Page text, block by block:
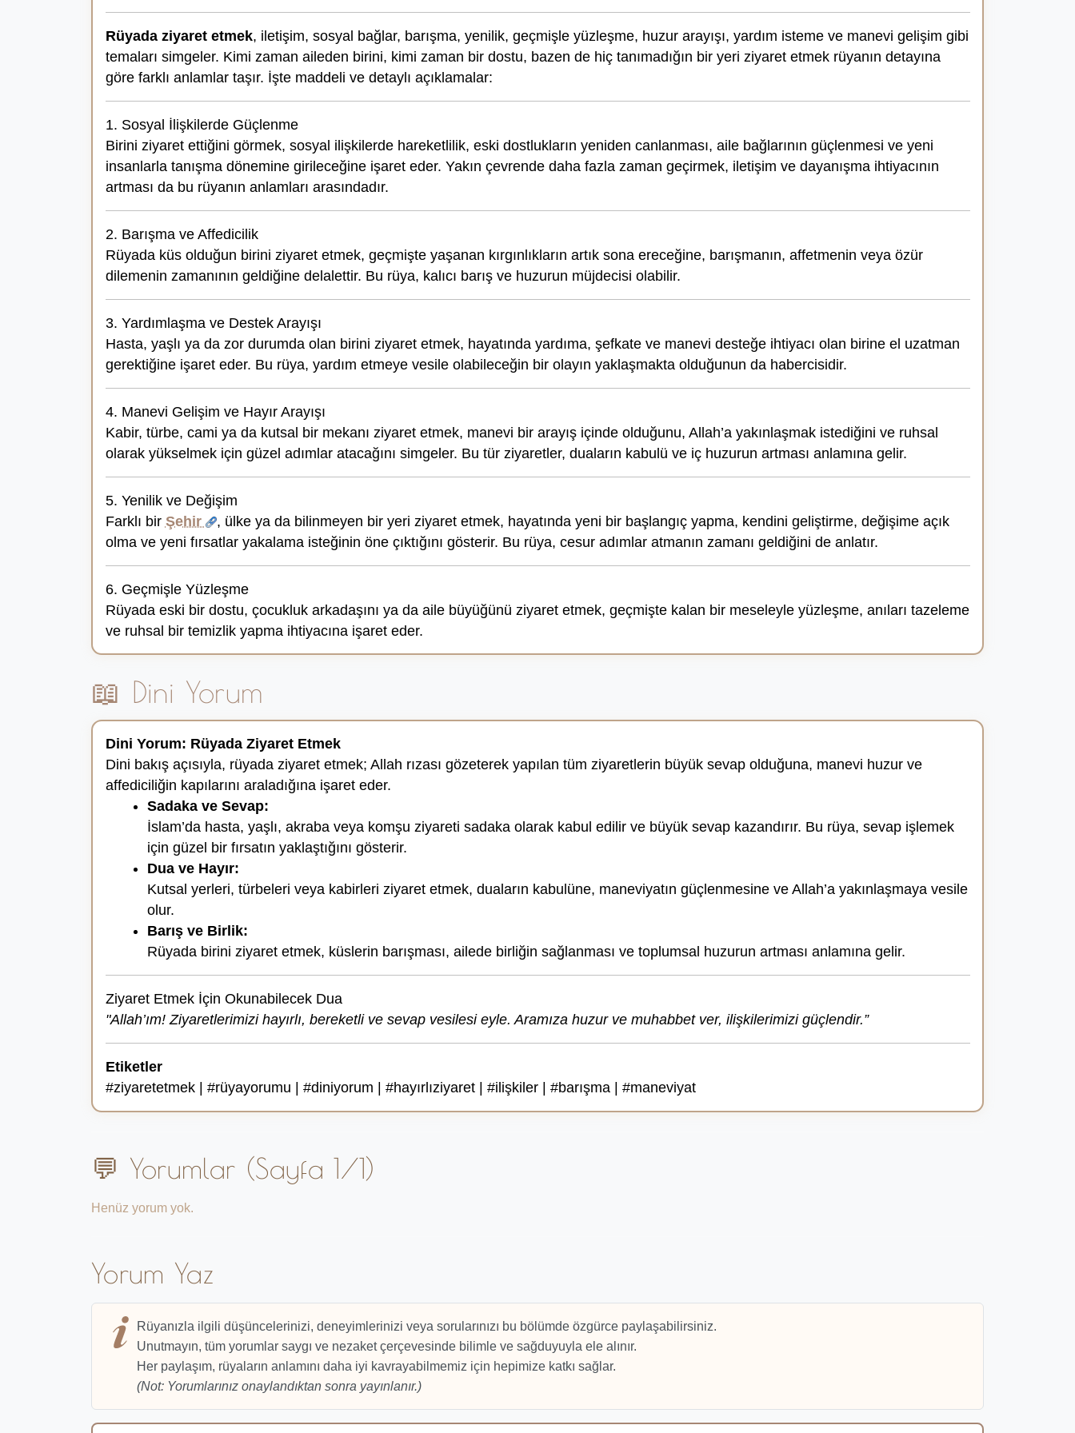
Rüyada ziyaret etmek, iletişim, sosyal bağlar, barışma, yenilik, geçmişle yüzleşme, huzur arayışı, yardım isteme ve manevi gelişim gibi
temaları simgeler. Kimi zaman aileden birini, kimi zaman bir dostu, bazen de hiç tanımadığın bir yeri ziyaret etmek rüyanın detayına
göre farklı anlamlar taşır. İşte maddeli ve detaylı açıklamalar:
1. Sosyal İlişkilerde Güçlenme
Birini ziyaret ettiğini görmek, sosyal ilişkilerde hareketlilik, eski dostlukların yeniden canlanması, aile bağlarının güçlenmesi ve yeni
insanlarla tanışma dönemine girileceğine işaret eder. Yakın çevrende daha fazla zaman geçirmek, iletişim ve dayanışma ihtiyacının
artması da bu rüyanın anlamları arasındadır.
2. Barışma ve Affedicilik
Rüyada küs olduğun birini ziyaret etmek, geçmişte yaşanan kırgınlıkların artık sona ereceğine, barışmanın, affetmenin veya özür
dilemenin zamanının geldiğine delalettir. Bu rüya, kalıcı barış ve huzurun müjdecisi olabilir.
3. Yardımlaşma ve Destek Arayışı
Hasta, yaşlı ya da zor durumda olan birini ziyaret etmek, hayatında yardıma, şefkate ve manevi desteğe ihtiyacı olan birine el uzatman
gerektiğine işaret eder. Bu rüya, yardım etmeye vesile olabileceğin bir olayın yaklaşmakta olduğunun da habercisidir.
4. Manevi Gelişim ve Hayır Arayışı
Kabir, türbe, cami ya da kutsal bir mekanı ziyaret etmek, manevi bir arayış içinde olduğunu, Allah’a yakınlaşmak istediğini ve ruhsal
olarak yükselmek için güzel adımlar atacağını simgeler. Bu tür ziyaretler, duaların kabulü ve iç huzurun artması anlamına gelir.
5. Yenilik ve Değişim
Farklı bir Şehir
, ülke ya da bilinmeyen bir yeri ziyaret etmek, hayatında yeni bir başlangıç yapma, kendini geliştirme, değişime açık
olma ve yeni fırsatlar yakalama isteğinin öne çıktığını gösterir. Bu rüya, cesur adımlar atmanın zamanı geldiğini de anlatır.
6. Geçmişle Yüzleşme
Rüyada eski bir dostu, çocukluk arkadaşını ya da aile büyüğünü ziyaret etmek, geçmişte kalan bir meseleyle yüzleşme, anıları tazeleme
ve ruhsal bir temizlik yapma ihtiyacına işaret eder.
📖 Dini Yorum
Dini Yorum: Rüyada Ziyaret Etmek
Dini bakış açısıyla, rüyada ziyaret etmek; Allah rızası gözeterek yapılan tüm ziyaretlerin büyük sevap olduğuna, manevi huzur ve
affediciliğin kapılarını araladığına işaret eder.
Sadaka ve Sevap:
İslam’da hasta, yaşlı, akraba veya komşu ziyareti sadaka olarak kabul edilir ve büyük sevap kazandırır. Bu rüya, sevap işlemek
için güzel bir fırsatın yaklaştığını gösterir.
Dua ve Hayır:
Kutsal yerleri, türbeleri veya kabirleri ziyaret etmek, duaların kabulüne, maneviyatın güçlenmesine ve Allah’a yakınlaşmaya vesile
olur.
Barış ve Birlik:
Rüyada birini ziyaret etmek, küslerin barışması, ailede birliğin sağlanması ve toplumsal huzurun artması anlamına gelir.
Ziyaret Etmek İçin Okunabilecek Dua
"Allah’ım! Ziyaretlerimizi hayırlı, bereketli ve sevap vesilesi eyle. Aramıza huzur ve muhabbet ver, ilişkilerimizi güçlendir.”
Etiketler
#ziyaretetmek | #rüyayorumu | #diniyorum | #hayırlıziyaret | #ilişkiler | #barışma | #maneviyat
💬 Yorumlar (Sayfa 1/1)
Henüz yorum yok.
Yorum Yaz
Rüyanızla ilgili düşüncelerinizi, deneyimlerinizi veya sorularınızı bu bölümde özgürce paylaşabilirsiniz.
Unutmayın, tüm yorumlar saygı ve nezaket çerçevesinde bilimle ve sağduyuyla ele alınır.
Her paylaşım, rüyaların anlamını daha iyi kavrayabilmemiz için hepimize katkı sağlar.
(Not: Yorumlarınız onaylandıktan sonra yayınlanır.)